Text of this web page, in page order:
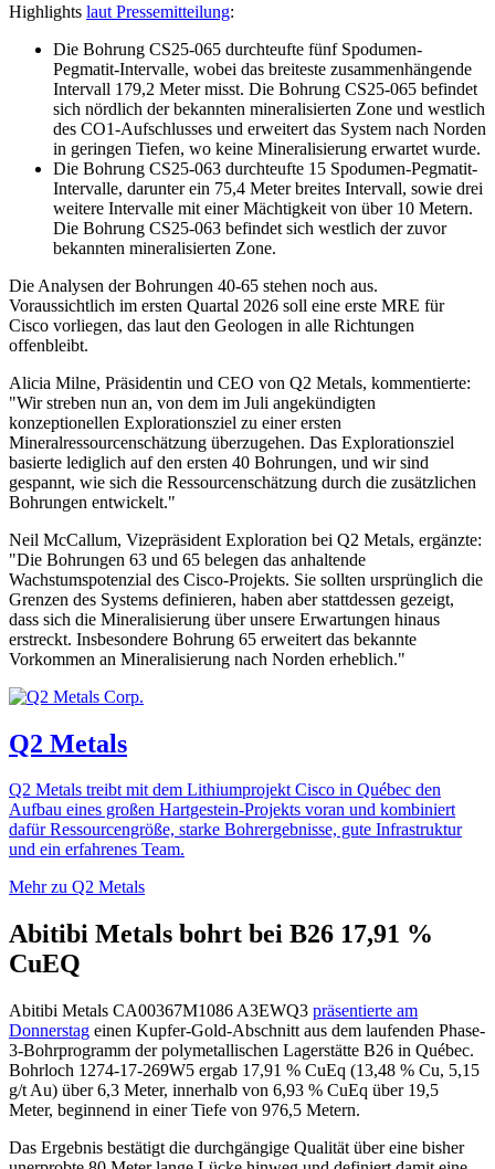
Highlights laut Pressemitteilung:
Die Bohrung CS25-065 durchteufte fünf Spodumen-
Pegmatit-Intervalle, wobei das breiteste zusammenhängende
Intervall 179,2 Meter misst. Die Bohrung CS25-065 befindet
sich nördlich der bekannten mineralisierten Zone und westlich
des CO1-Aufschlusses und erweitert das System nach Norden
in geringen Tiefen, wo keine Mineralisierung erwartet wurde.
Die Bohrung CS25-063 durchteufte 15 Spodumen-Pegmatit-
Intervalle, darunter ein 75,4 Meter breites Intervall, sowie drei
weitere Intervalle mit einer Mächtigkeit von über 10 Metern.
Die Bohrung CS25-063 befindet sich westlich der zuvor
bekannten mineralisierten Zone.
Die Analysen der Bohrungen 40-65 stehen noch aus.
Voraussichtlich im ersten Quartal 2026 soll eine erste MRE für
Cisco vorliegen, das laut den Geologen in alle Richtungen
offenbleibt.
Alicia Milne, Präsidentin und CEO von Q2 Metals, kommentierte:
"Wir streben nun an, von dem im Juli angekündigten
konzeptionellen Explorationsziel zu einer ersten
Mineralressourcenschätzung überzugehen. Das Explorationsziel
basierte lediglich auf den ersten 40 Bohrungen, und wir sind
gespannt, wie sich die Ressourcenschätzung durch die zusätzlichen
Bohrungen entwickelt."
Neil McCallum, Vizepräsident Exploration bei Q2 Metals, ergänzte:
"Die Bohrungen 63 und 65 belegen das anhaltende
Wachstumspotenzial des Cisco-Projekts. Sie sollten ursprünglich die
Grenzen des Systems definieren, haben aber stattdessen gezeigt,
dass sich die Mineralisierung über unsere Erwartungen hinaus
erstreckt. Insbesondere Bohrung 65 erweitert das bekannte
Vorkommen an Mineralisierung nach Norden erheblich."
Q2 Metals
Q2 Metals treibt mit dem Lithiumprojekt Cisco in Québec den
Aufbau eines großen Hartgestein-Projekts voran und kombiniert
dafür Ressourcengröße, starke Bohrergebnisse, gute Infrastruktur
und ein erfahrenes Team.
Mehr zu Q2 Metals
Abitibi Metals bohrt bei B26 17,91 %
CuEQ
Abitibi Metals CA00367M1086 A3EWQ3 präsentierte am
Donnerstag einen Kupfer-Gold-Abschnitt aus dem laufenden Phase-
3-Bohrprogramm der polymetallischen Lagerstätte B26 in Québec.
Bohrloch 1274-17-269W5 ergab 17,91 % CuEq (13,48 % Cu, 5,15
g/t Au) über 6,3 Meter, innerhalb von 6,93 % CuEq über 19,5
Meter, beginnend in einer Tiefe von 976,5 Metern.
Das Ergebnis bestätigt die durchgängige Qualität über eine bisher